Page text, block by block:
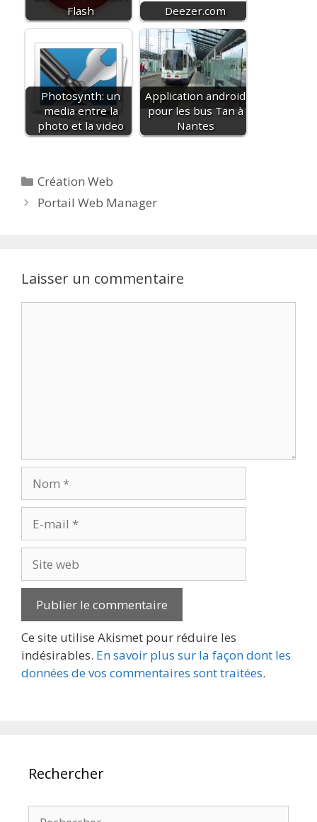
Flash
Deezer.com
Photosynth: un
media entre la
photo et la video
Application android
pour les bus Tan à
Nantes
Catégories
Création Web
Portail Web Manager
Laisser un commentaire
mail
web
Ce site utilise Akismet pour réduire les
indésirables. En savoir plus sur la façon dont les
données de vos commentaires sont traitées.
Rechercher